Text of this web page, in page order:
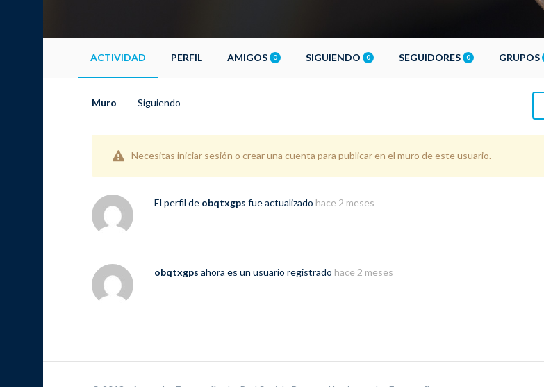
ACTIVIDAD PERFIL AMIGOS 0 SIGUIENDO 0 SEGUIDORES 0 GRUPOS
Muro Siguiendo
Necesitas iniciar sesión o crear una cuenta para publicar en el muro de este usuario.
El perfil de obqtxgps fue actualizado hace 2 meses
obqtxgps ahora es un usuario registrado hace 2 meses